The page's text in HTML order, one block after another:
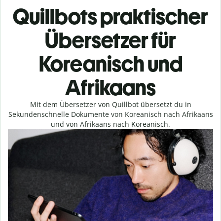
Quillbots praktischer
Übersetzer für
Koreanisch und
Afrikaans
Mit dem Übersetzer von Quillbot übersetzt du in
Sekundenschnelle Dokumente von Koreanisch nach Afrikaans
und von Afrikaans nach Koreanisch.